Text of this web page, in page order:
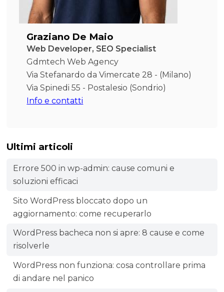
Graziano De Maio
Web Developer, SEO Specialist
Gdmtech Web Agency
Via Stefanardo da Vimercate 28 - (Milano)
Via Spinedi 55 - Postalesio (Sondrio)
Info e contatti
Ultimi articoli
Errore 500 in wp-admin: cause comuni e
soluzioni efficaci
Sito WordPress bloccato dopo un
aggiornamento: come recuperarlo
WordPress bacheca non si apre: 8 cause e come
risolverle
WordPress non funziona: cosa controllare prima
di andare nel panico